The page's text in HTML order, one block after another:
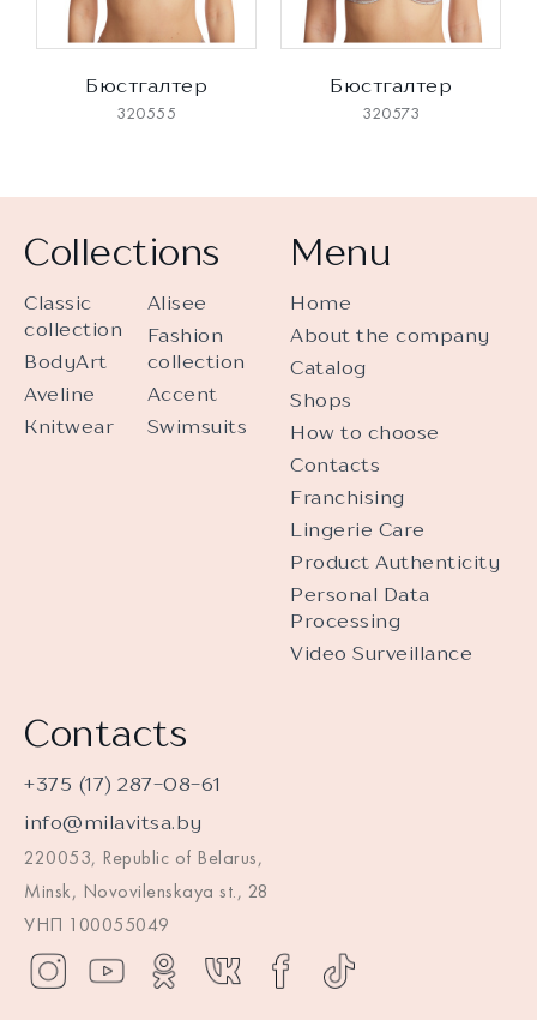
Бюстгалтер
320555
Бюстгалтер
320573
Collections
Classic
collection
BodyArt
Aveline
Knitwear
Alisee
Fashion
collection
Accent
Swimsuits
Menu
Home
About the company
Catalog
Shops
How to choose
Contacts
Franchising
Lingerie Care
Product Authenticity
Personal Data
Processing
Video Surveillance
Contacts
+375 (17) 287-08-61
info@milavitsa.by
220053, Republic of Belarus,
Minsk, Novovilenskaya st., 28
УНП 100055049